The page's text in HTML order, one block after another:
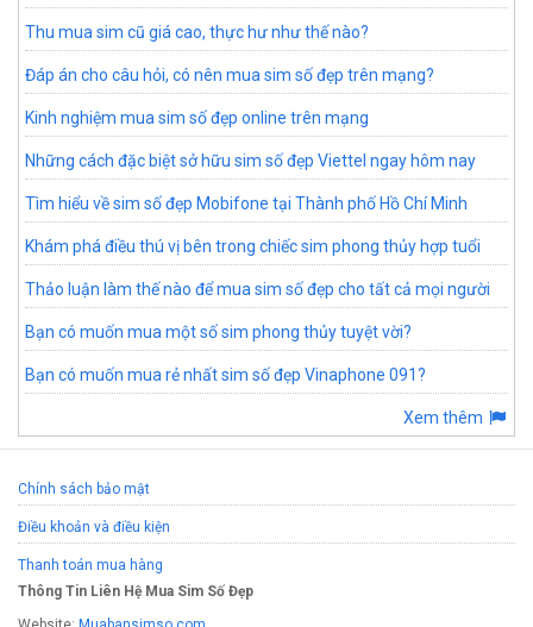
Thu mua sim cũ giá cao, thực hư như thế nào?
Đáp án cho câu hỏi, có nên mua sim số đẹp trên mạng?
Kinh nghiệm mua sim số đẹp online trên mạng
Những cách đặc biệt sở hữu sim số đẹp Viettel ngay hôm nay
Tìm hiểu về sim số đẹp Mobifone tại Thành phố Hồ Chí Minh
Khám phá điều thú vị bên trong chiếc sim phong thủy hợp tuổi
Thảo luận làm thế nào để mua sim số đẹp cho tất cả mọi người
Bạn có muốn mua một số sim phong thủy tuyệt vời?
Bạn có muốn mua rẻ nhất sim số đẹp Vinaphone 091?
Xem thêm
Chính sách bảo mật
Điều khoản và điều kiện
Thanh toán mua hàng
Thông Tin Liên Hệ Mua Sim Số Đẹp